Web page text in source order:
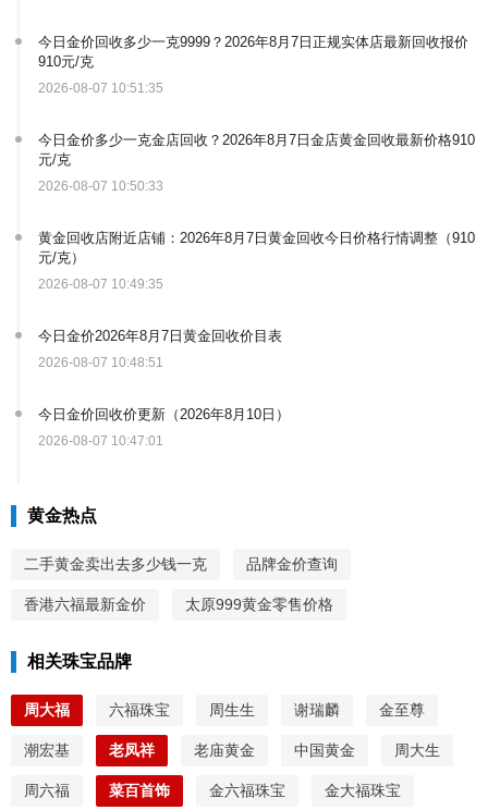
今日金价回收多少一克9999？2026年8月7日正规实体店最新回收报价
910元/克
2026-08-07 10:51:35
今日金价多少一克金店回收？2026年8月7日金店黄金回收最新价格910
元/克
2026-08-07 10:50:33
黄金回收店附近店铺：2026年8月7日黄金回收今日价格行情调整（910
元/克）
2026-08-07 10:49:35
今日金价2026年8月7日黄金回收价目表
2026-08-07 10:48:51
今日金价回收价更新（2026年8月10日）
2026-08-07 10:47:01
黄金热点
二手黄金卖出去多少钱一克 品牌金价查询
香港六福最新金价 太原999黄金零售价格
相关珠宝品牌
周大福 六福珠宝 周生生 谢瑞麟 金至尊
潮宏基 老凤祥 老庙黄金 中国黄金 周大生
周六福 菜百首饰 金六福珠宝 金大福珠宝